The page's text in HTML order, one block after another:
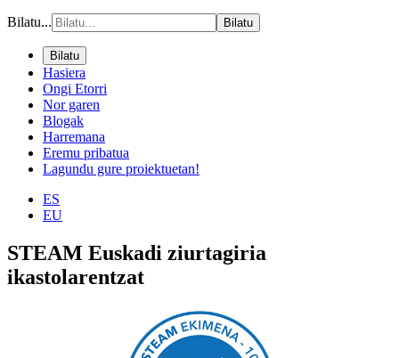
Bilatu... Bilatu
Bilatu
Hasiera
Ongi Etorri
Nor garen
Blogak
Harremana
Eremu pribatua
Lagundu gure proiektuetan!
ES
EU
STEAM Euskadi ziurtagiria
ikastolarentzat